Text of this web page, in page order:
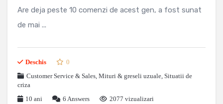
Are deja peste 10 comenzi de acest gen, a fost sunat
de mai ...
Deschis
0
Customer Service & Sales, Mituri & greseli uzuale, Situatii de
criza
10 ani
6 Answers 2077 vizualizari